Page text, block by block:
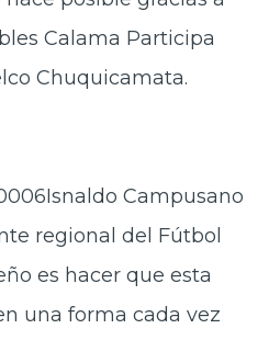
Calama Participa
Chuquicamata.
Isnaldo Campusano
regional del Fútbol
es hacer que esta
una forma cada vez